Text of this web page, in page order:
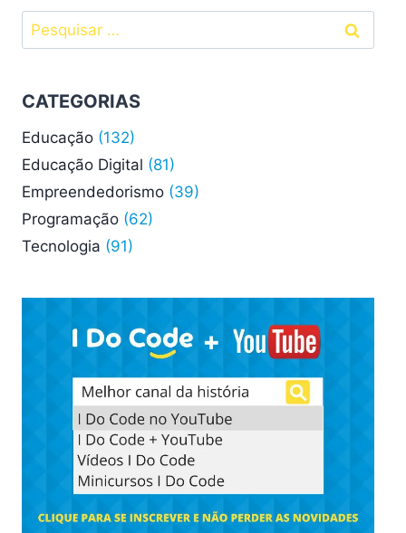
Pesquisar
por:
CATEGORIAS
Educação (132)
Educação Digital (81)
Empreendedorismo (39)
Programação (62)
Tecnologia (91)